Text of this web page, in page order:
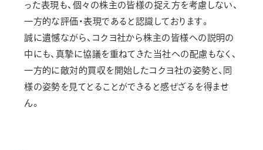
った表現も、個々の株主の皆様の捉え方を考慮しない、
一方的な評価・表現であると認識しております。
誠に遺憾ながら、コクヨ社から株主の皆様への説明の
中にも、真摯に協議を重ねてきた当社への配慮もなく、
一方的に敵対的買収を開始したコクヨ社の姿勢と、同
様の姿勢を見てとることができると感ぜざるを得ませ
ん。